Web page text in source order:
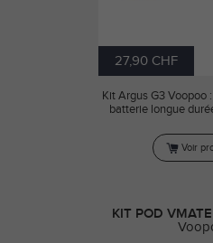
27,90 CHF
Kit Argus G3 Voopoo
batterie longue
Voir
KIT POD